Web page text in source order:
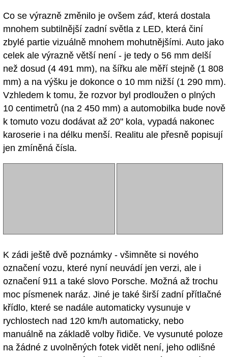
Co se výrazně změnilo je ovšem záď, která dostala
mnohem subtilnější zadní světla z LED, která činí
zbylé partie vizuálně mnohem mohutnějšími. Auto jako
celek ale výrazně větší není - je tedy o 56 mm delší
než dosud (4 491 mm), na šířku ale měří stejně (1 808
mm) a na výšku je dokonce o 10 mm nižší (1 290 mm).
Vzhledem k tomu, že rozvor byl prodloužen o plných
10 centimetrů (na 2 450 mm) a automobilka bude nově
k tomuto vozu dodávat až 20" kola, vypadá nakonec
karoserie i na délku menší. Realitu ale přesně popisují
jen zmíněná čísla.
K zádi ještě dvě poznámky - všimněte si nového
označení vozu, které nyní neuvádí jen verzi, ale i
označení 911 a také slovo Porsche. Možná až trochu
moc písmenek naráz. Jiné je také širší zadní přítlačné
křídlo, které se nadále automaticky vysunuje v
rychlostech nad 120 km/h automaticky, nebo
manuálně na základě volby řidiče. Ve vysunuté poloze
na žádné z uvolněných fotek vidět není, jeho odlišné